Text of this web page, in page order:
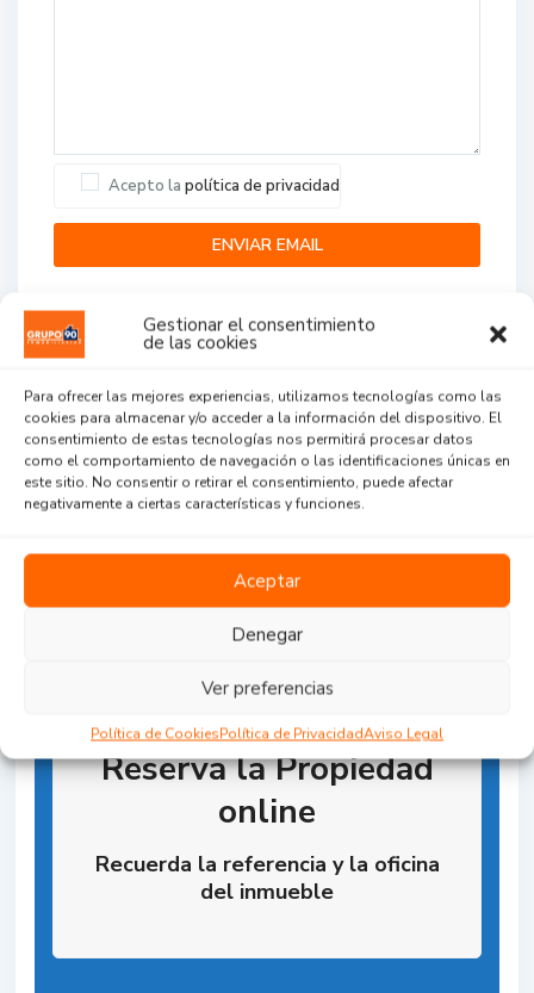
Gestionar el consentimiento
de las cookies
Para ofrecer las mejores experiencias, utilizamos tecnologías como las
cookies para almacenar y/o acceder a la información del dispositivo. El
consentimiento de estas tecnologías nos permitirá procesar datos
como el comportamiento de navegación o las identificaciones únicas en
este sitio. No consentir o retirar el consentimiento, puede afectar
negativamente a ciertas características y funciones.
Aceptar
Denegar
Ver preferencias
Política de CookiesPolítica de PrivacidadAviso Legal
Acepto la política de privacidad
Agent Reviews
...
Reserva la Propiedad
online
Recuerda la referencia y la oficina
del inmueble